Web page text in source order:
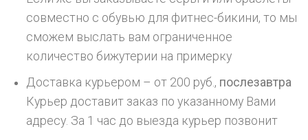
совместно с обувью для фитнес-бикини, то мы
сможем выслать вам ограниченное
количество бижутерии на примерку
Доставка курьером – от 200 руб., послезавтра
Курьер доставит заказ по указанному Вами
адресу. За 1 час до выезда курьер позвонит